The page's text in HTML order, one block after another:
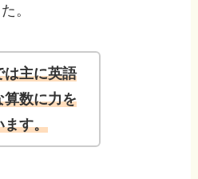
。
は主に英語
算数に力を
ます。